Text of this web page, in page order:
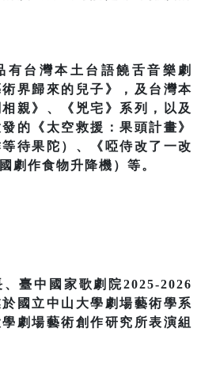
有台灣本土台語饒舌音樂劇
術界歸來的兒子》，及台灣本
親》、《兇宅》系列，以及
的《太空救援：果頭計畫》
等待果陀）、《啞侍改了一改
劇作食物升降機）等。
臺中國家歌劇院2025-2026
國立中山大學劇場藝術學系
劇場藝術創作研究所表演組